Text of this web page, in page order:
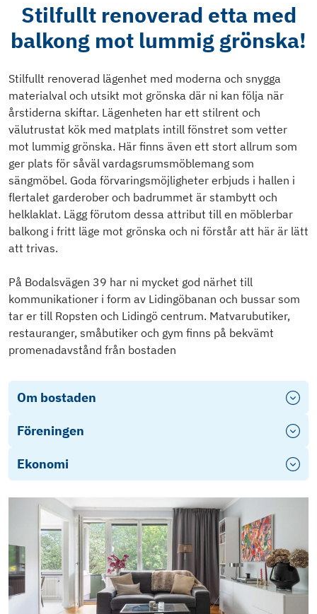
Stilfullt renoverad etta med
balkong mot lummig grönska!
Stilfullt renoverad lägenhet med moderna och snygga
materialval och utsikt mot grönska där ni kan följa när
årstiderna skiftar. Lägenheten har ett stilrent och
välutrustat kök med matplats intill fönstret som vetter
mot lummig grönska. Här finns även ett stort allrum som
ger plats för såväl vardagsrumsmöblemang som
sängmöbel. Goda förvaringsmöjligheter erbjuds i hallen i
flertalet garderober och badrummet är stambytt och
helklaklat. Lägg förutom dessa attribut till en möblerbar
balkong i fritt läge mot grönska och ni förstår att här är lätt
att trivas.
På Bodalsvägen 39 har ni mycket god närhet till
kommunikationer i form av Lidingöbanan och bussar som
tar er till Ropsten och Lidingö centrum. Matvarubutiker,
restauranger, småbutiker och gym finns på bekvämt
promenadavstånd från bostaden
Om bostaden
Föreningen
Ekonomi